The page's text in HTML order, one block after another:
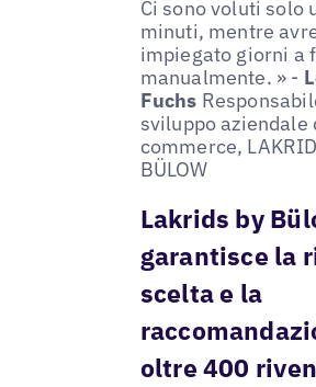
Ci sono voluti solo
minuti, mentre
impiegato giorni a
manualmente. » -
Fuchs
sviluppo aziendale
commerce,
BÜLOW
Lakrids by
garantisce la
scelta e la
oltre 400